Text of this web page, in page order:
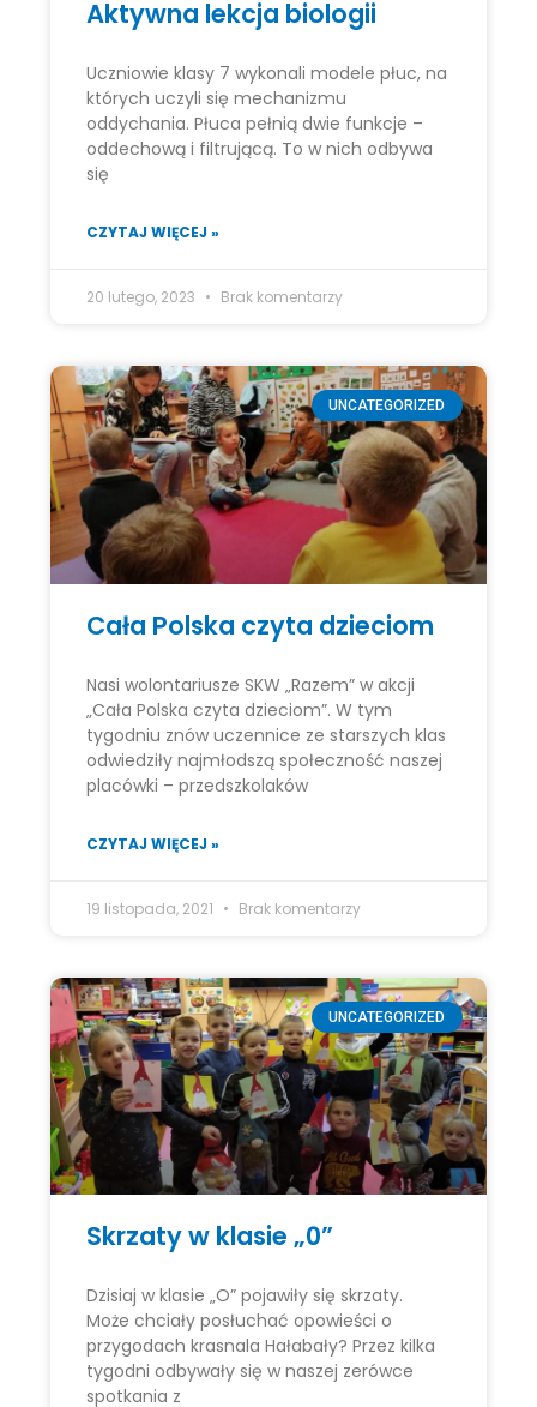
Aktywna lekcja biologii
Uczniowie klasy 7 wykonali modele płuc, na
których uczyli się mechanizmu
oddychania. Płuca pełnią dwie funkcje –
oddechową i filtrującą. To w nich odbywa
się
CZYTAJ WIĘCEJ »
20 lutego, 2023 Brak komentarzy
UNCATEGORIZED
Cała Polska czyta dzieciom
Nasi wolontariusze SKW „Razem” w akcji
„Cała Polska czyta dzieciom”. W tym
tygodniu znów uczennice ze starszych klas
odwiedziły najmłodszą społeczność naszej
placówki – przedszkolaków
CZYTAJ WIĘCEJ »
19 listopada, 2021 Brak komentarzy
UNCATEGORIZED
Skrzaty w klasie „0”
Dzisiaj w klasie „O” pojawiły się skrzaty.
Może chciały posłuchać opowieści o
przygodach krasnala Hałabały? Przez kilka
tygodni odbywały się w naszej zerówce
spotkania z